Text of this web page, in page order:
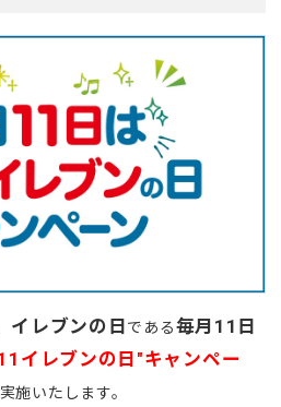
イレブンの日である毎月11日
イレブンの日"キャンペー
施いたします。